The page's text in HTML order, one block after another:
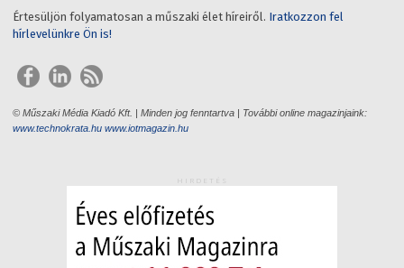
Értesüljön folyamatosan a műszaki élet híreiről. Iratkozzon fel
hírlevelünkre Ön is!
© Műszaki Média Kiadó Kft. | Minden jog fenntartva | További online magazinjaink:
www.technokrata.hu www.iotmagazin.hu
HIRDETÉS